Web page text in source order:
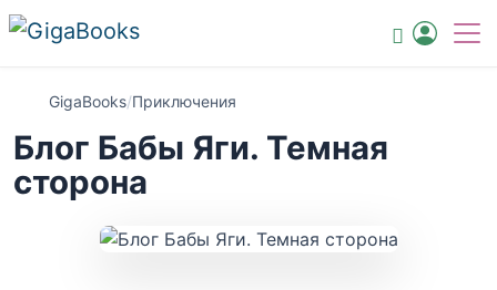
GigaBooks/Приключения
Блог Бабы Яги. Темная
сторона